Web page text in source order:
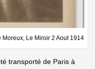
Le Miroir 2 Aout 1914
transporté de Paris à